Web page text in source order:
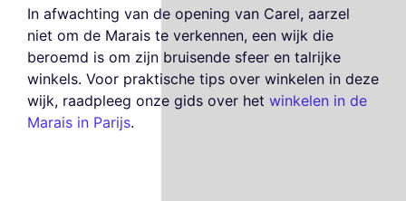
In afwachting van de opening van Carel, aarzel
niet om de Marais te verkennen, een wijk die
beroemd is om zijn bruisende sfeer en talrijke
winkels. Voor praktische tips over winkelen in deze
wijk, raadpleeg onze gids over het winkelen in de
Marais in Parijs.